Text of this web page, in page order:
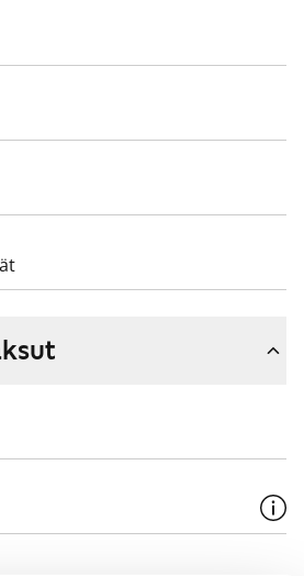
varaus mikroaaltouunille.
seinälaatat ja harmaat
valkoisia.
kuivausrummulle on varaus.
ovat savuttomia.
savuton.